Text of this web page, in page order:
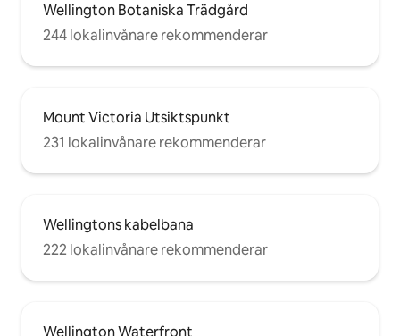
Wellington Botaniska Trädgård
244 lokalinvånare rekommenderar
Mount Victoria Utsiktspunkt
231 lokalinvånare rekommenderar
Wellingtons kabelbana
222 lokalinvånare rekommenderar
Wellington Waterfront